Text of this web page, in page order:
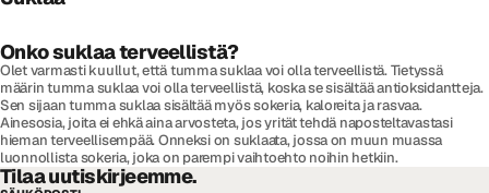
Onko suklaa terveellistä?
Olet varmasti kuullut, että tumma suklaa voi olla terveellistä. Tietyssä
määrin tumma suklaa voi olla terveellistä, koska se sisältää antioksidantteja.
Sen sijaan tumma suklaa sisältää myös sokeria, kaloreita ja rasvaa.
Ainesosia, joita ei ehkä aina arvosteta, jos yrität tehdä naposteltavastasi
hieman terveellisempää. Onneksi on suklaata, jossa on muun muassa
luonnollista sokeria, joka on parempi vaihtoehto noihin hetkiin.
Tilaa uutiskirjeemme.